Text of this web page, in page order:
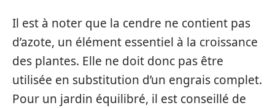
Il est à noter que la cendre ne contient pas
d’azote, un élément essentiel à la croissance
des plantes. Elle ne doit donc pas être
utilisée en substitution d’un engrais complet.
Pour un jardin équilibré, il est conseillé de